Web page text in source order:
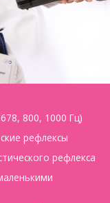
800, 1000 Гц)
рефлексы
рефлекса